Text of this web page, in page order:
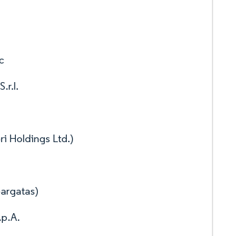
Holdings Ltd.)